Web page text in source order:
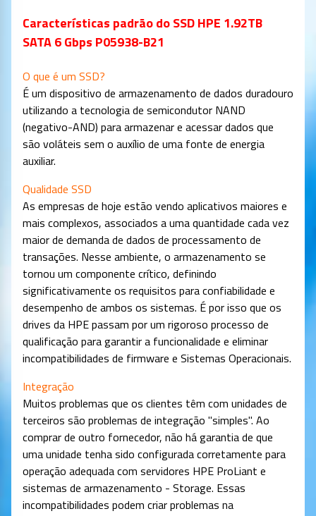
Características padrão do SSD HPE 1.92TB
SATA 6 Gbps P05938-B21
O que é um SSD?
É um dispositivo de armazenamento de dados duradouro
utilizando a tecnologia de semicondutor NAND
(negativo-AND) para armazenar e acessar dados que
são voláteis sem o auxílio de uma fonte de energia
auxiliar.
Qualidade SSD
As empresas de hoje estão vendo aplicativos maiores e
mais complexos, associados a uma quantidade cada vez
maior de demanda de dados de processamento de
transações. Nesse ambiente, o armazenamento se
tornou um componente crítico, definindo
significativamente os requisitos para confiabilidade e
desempenho de ambos os sistemas. É por isso que os
drives da HPE passam por um rigoroso processo de
qualificação para garantir a funcionalidade e eliminar
incompatibilidades de firmware e Sistemas Operacionais.
Integração
Muitos problemas que os clientes têm com unidades de
terceiros são problemas de integração "simples". Ao
comprar de outro fornecedor, não há garantia de que
uma unidade tenha sido configurada corretamente para
operação adequada com servidores HPE ProLiant e
sistemas de armazenamento - Storage. Essas
incompatibilidades podem criar problemas na